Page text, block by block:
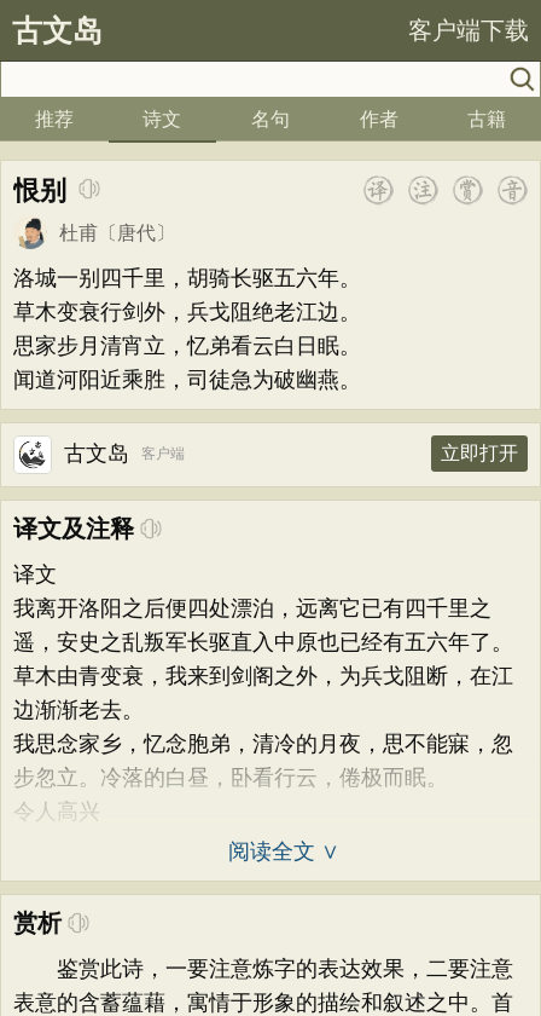
古文岛 客户端下载
推荐 诗文 名句 作者 古籍
恨别
杜甫 〔唐代〕
洛城一别四千里，胡骑长驱五六年。
草木变衰行剑外，兵戈阻绝老江边。
思家步月清宵立，忆弟看云白日眠。
闻道河阳近乘胜，司徒急为破幽燕。
古文岛 客户端 立即打开
译文及注释
译文
我离开洛阳之后便四处漂泊，远离它已有四千里之
遥，安史之乱叛军长驱直入中原也已经有五六年了。
草木由青变衰，我来到剑阁之外，为兵戈阻断，在江
边渐渐老去。
我思念家乡，忆念胞弟，清冷的月夜，思不能寐，忽
步忽立。冷落的白昼，卧看行云，倦极而眠。
令人高兴
阅读全文 ∨
赏析
鉴赏此诗，一要注意炼字的表达效果，二要注意
表意的含蓄蕴藉，寓情于形象的描绘和叙述之中。首